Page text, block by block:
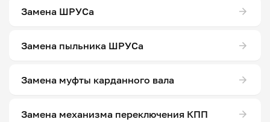
Замена ШРУСа
Замена пыльника ШРУСа
Замена муфты карданного вала
Замена механизма переключения КПП